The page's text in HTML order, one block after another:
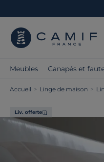
Meubles Canapés et
Accueil > Linge de maison >
Liv. offerte